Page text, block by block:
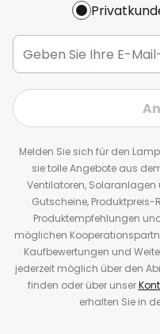
Melden Sie sich für den
sie tolle Angebote aus
Ventilatoren, Solaranlagen
Gutscheine, Produktpreis-
Produktempfehlungen
möglichen
Kaufbewertungen und
jederzeit möglich über den
finden oder über unser
erhalten Sie in